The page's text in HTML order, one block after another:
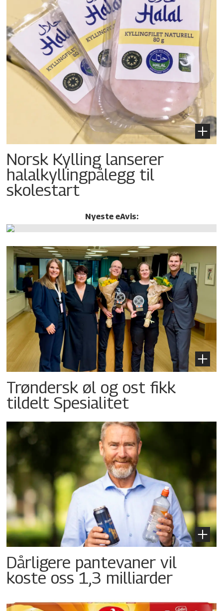
Norsk Kylling lanserer
halalkylling­pålegg til
skolestart
Nyeste eAvis:
Trøndersk øl og ost fikk
tildelt Spesialitet
Dårligere pantevaner vil
koste oss 1,3 milliarder